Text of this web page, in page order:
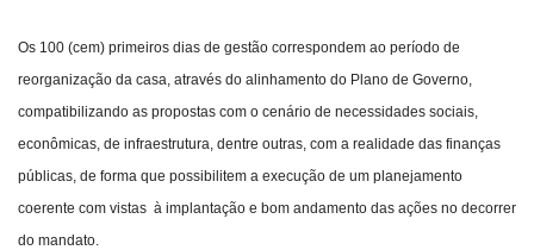
Os 100 (cem) primeiros dias de gestão correspondem ao período de
reorganização da casa, através do alinhamento do Plano de Governo,
compatibilizando as propostas com o cenário de necessidades sociais,
econômicas, de infraestrutura, dentre outras, com a realidade das finanças
públicas, de forma que possibilitem a execução de um planejamento
coerente com vistas à implantação e bom andamento das ações no decorrer
do mandato.